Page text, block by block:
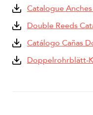
Catalogue
Double Reeds
Catálogo Cañas
Doppelrohrblätt-